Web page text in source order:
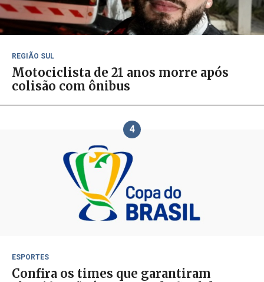
REGIÃO SUL
Motociclista de 21 anos morre após
colisão com ônibus
4
ESPORTES
Confira os times que garantiram